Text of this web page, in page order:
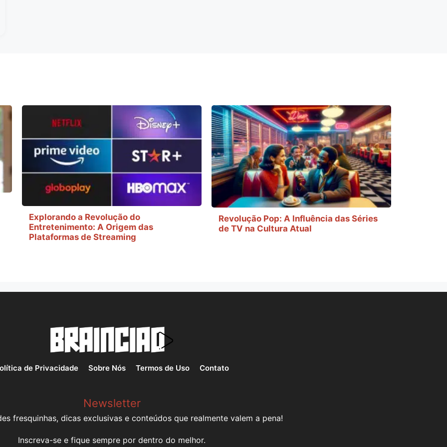
Explorando a Revolução do
Entretenimento: A Origem das
Plataformas de Streaming
Revolução Pop: A Influência das Séries
de TV na Cultura Atual
de Privacidade Sobre Nós Termos de Uso Contato
Newsletter
fresquinhas, dicas exclusivas e conteúdos que realmente valem a pena!
Inscreva-se e fique sempre por dentro do melhor.